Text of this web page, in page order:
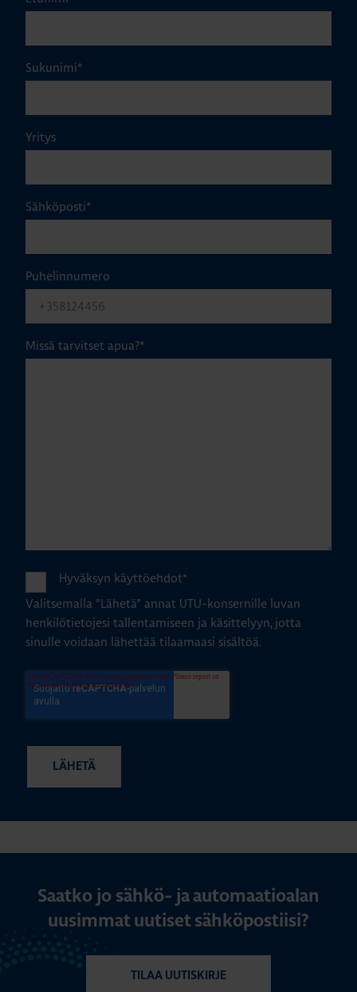
Sukunimi*
Yritys
Sähköposti*
Puhelinnumero
Missä tarvitset apua?*
Hyväksyn käyttöehdot*
Valitsemalla "Lähetä" annat UTU-konsernille luvan
henkilötietojesi tallentamiseen ja käsittelyyn, jotta
sinulle voidaan lähettää tilaamaasi sisältöä.
Saatko jo sähkö- ja automaatioalan
uusimmat uutiset sähköpostiisi?
TILAA UUTISKIRJE